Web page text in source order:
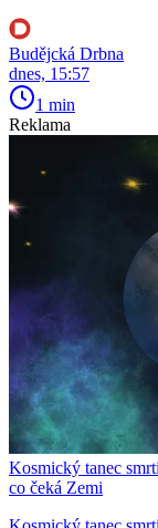
Budějcká Drbna
dnes, 15:57
1 min
Reklama
Kosmický tanec
co čeká Zemi